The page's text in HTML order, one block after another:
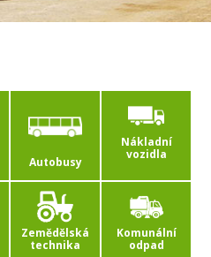
Autobusy
Nákladní
vozidla
Zemědělská
technika
Komunální
odpad